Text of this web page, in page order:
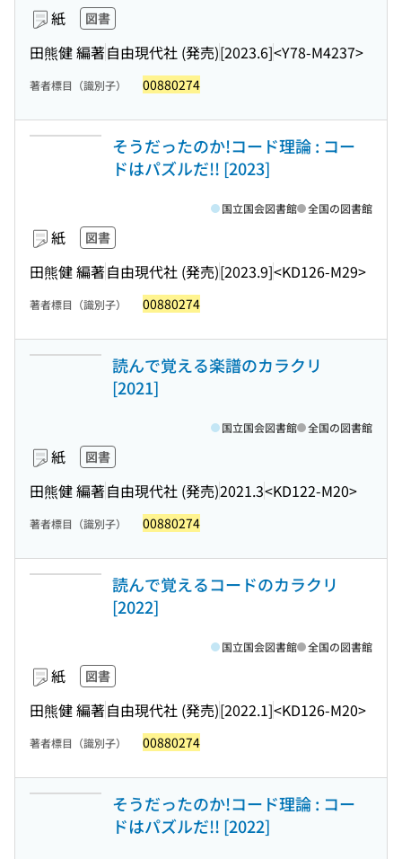
紙 図書
田熊健 編著自由現代社 (発売)[2023.6]<Y78-M4237>
著者標目（識別子） 00880274
そうだったのか!コード理論 : コー
ドはパズルだ!! [2023]
紙 図書
田熊健 編著自由現代社 (発売)[2023.9]<KD126-M29>
国立国会図書館 全国の図書館
著者標目（識別子） 00880274
読んで覚える楽譜のカラクリ
[2021]
紙 図書
田熊健 編著自由現代社 (発売)2021.3<KD122-M20>
国立国会図書館 全国の図書館
著者標目（識別子） 00880274
読んで覚えるコードのカラクリ
[2022]
紙 図書
田熊健 編著自由現代社 (発売)[2022.1]<KD126-M20>
国立国会図書館 全国の図書館
著者標目（識別子） 00880274
そうだったのか!コード理論 : コー
ドはパズルだ!! [2022]